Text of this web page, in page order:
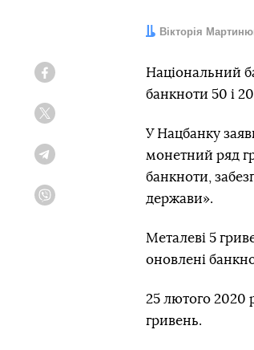
Автор:
Вікторія
Національний
банкноти 50 і
У Нацбанку
монетний ряд
банкноти,
держави».
Металеві 5
оновлені
25 лютого 2020
гривень.